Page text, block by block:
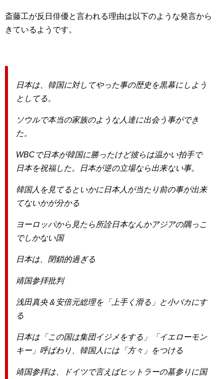
斎藤工が反日俳優と言われる理由は以下のような発言から
きているようです。
日本は、韓国に対してやった事の歴史を黒幕にしよう
としてる。
ソウルで本当の家族のような人達に出会う事ができ
た。
WBCで日本が韓国に勝ったけど彼らは温かい拍手で
日本を祝福した。日本が逆の立場なら出来ない事。
韓国人を見てるといかに日本人が当たり前の事が出来
てないかが分かる
ヨーロッパから見たら所詮日本なんかアジアの隅っこ
でしかない国
日本は、閉鎖的過ぎる
靖国参拝批判
浅田真央＆安倍元総理を「上手く滑る」と小バカにす
る
日本は「この国は集団イジメをする」「イエローモン
キー」呼ばわり、韓国人には「方々」をつける
靖国参拝は、ドイツで言えばヒットラーの墓参りに国